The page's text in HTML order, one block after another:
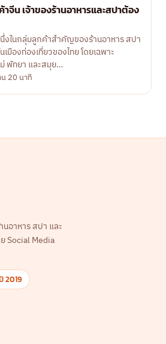
จีน เจ้าของร้านอาหารและสปาต้อง
งในกลุ่มลูกค้าสำคัญของร้านอาหาร สปา
มืองท่องเที่ยวของไทย โดยเฉพาะ
ม่ พัทยา และสมุย…
20 นาที
อาหาร สปา และ
Social Media
2019